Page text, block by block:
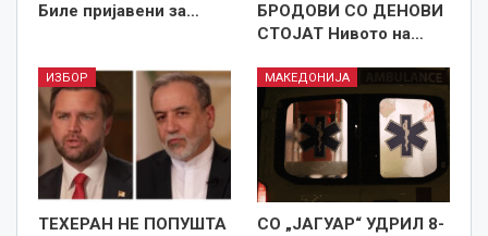
Биле пријавени за…
БРОДОВИ СО ДЕНОВИ
СТОЈАТ Нивото на…
ИЗБОР
ТЕХЕРАН НЕ ПОПУШТА
МАКЕДОНИЈА
СО „ЈАГУАР“ УДРИЛ 8-